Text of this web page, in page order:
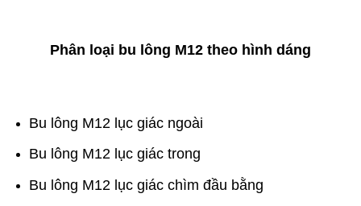
Phân loại bu lông M12 theo hình dáng
Bu lông M12 lục giác ngoài
Bu lông M12 lục giác trong
Bu lông M12 lục giác chìm đầu bằng